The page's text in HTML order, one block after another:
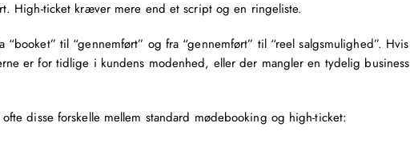
High-ticket kræver mere end et script og en ringeliste.
til “gennemført” og fra “gennemført” til “reel salgsmulighed”. Hvis
er for tidlige i kundens modenhed, eller der mangler en tydelig business
disse forskelle mellem standard mødebooking og high-ticket: